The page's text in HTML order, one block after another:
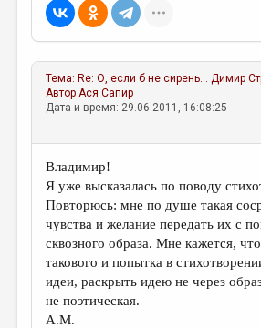
ЭССЕИСТИКА
КУЛЬТУРОВЕДЕНИЕ
ПУБЛИЦИСТИКА
РЕЦЕНЗИРОВАНИЕ
ЦИКЛЫ ПУБЛИКАЦИЙ
ТРЕДИАКОВСКИЙ
МЕДИА
Тема: Re: О, если б не сирень... Димир
АвторАся Сапир
Дата и время: 29.06.2011, 16:08:25
Владимир!
Я уже высказалась по поводу
Повторюсь: мне по душе такая
чувства и желание передать их с
сквозного образа. Мне кажется,
такового и попытка в
идеи, раскрыть идею не через
не поэтическая.
А.М.